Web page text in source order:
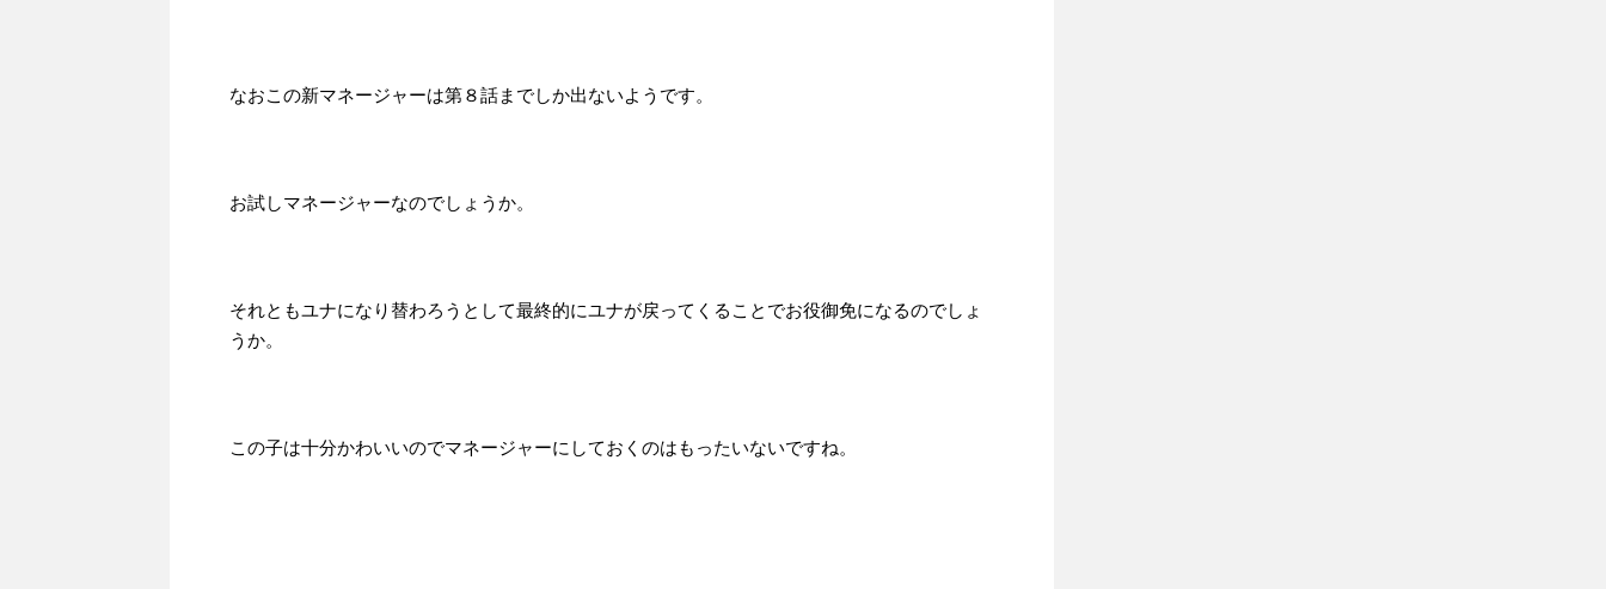
なおこの新マネージャーは第８話までしか出ないようです。
お試しマネージャーなのでしょうか。
それともユナになり替わろうとして最終的にユナが戻ってくることでお役御免になるのでしょ
うか。
この子は十分かわいいのでマネージャーにしておくのはもったいないですね。